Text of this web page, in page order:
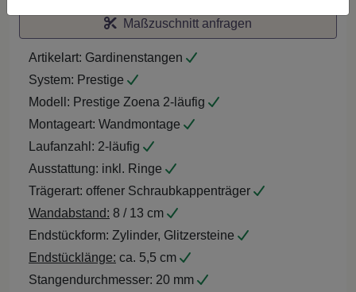
Maßzuschnitt anfragen
Artikelart: Gardinenstangen
System: Prestige
Modell: Prestige Zoena 2-läufig
Montageart: Wandmontage
Laufanzahl: 2-läufig
Ausstattung: inkl. Ringe
Trägerart: offener Schraubkappenträger
Wandabstand: 8 / 13 cm
Endstückform: Zylinder, Glitzersteine
Endstücklänge: ca. 5,5 cm
Stangendurchmesser: 20 mm